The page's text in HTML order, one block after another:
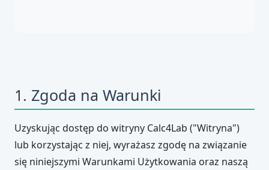
1. Zgoda na Warunki
Uzyskując dostęp do witryny Calc4Lab ("Witryna")
lub korzystając z niej, wyrażasz zgodę na związanie
się niniejszymi Warunkami Użytkowania oraz naszą